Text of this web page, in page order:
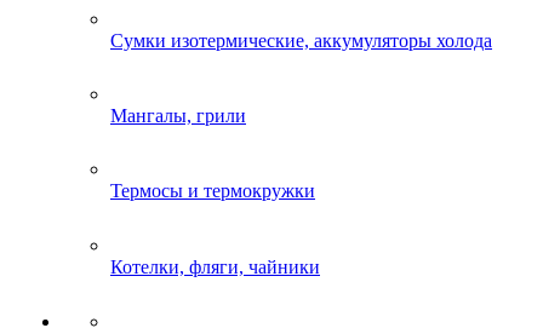
Сумки изотермические, аккумуляторы холода
Мангалы, грили
Термосы и термокружки
Котелки, фляги, чайники